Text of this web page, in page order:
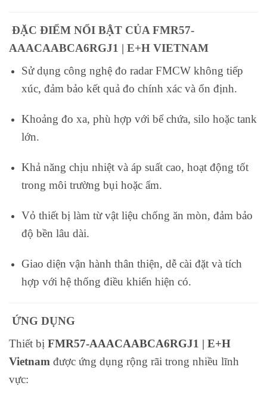
ĐẶC ĐIỂM NỔI BẬT CỦA FMR57-
AAACAABCA6RGJ1 | E+H VIETNAM
Sử dụng công nghệ đo radar FMCW không tiếp
xúc, đảm bảo kết quả đo chính xác và ổn định.
Khoảng đo xa, phù hợp với bể chứa, silo hoặc tank
lớn.
Khả năng chịu nhiệt và áp suất cao, hoạt động tốt
trong môi trường bụi hoặc ẩm.
Vỏ thiết bị làm từ vật liệu chống ăn mòn, đảm bảo
độ bền lâu dài.
Giao diện vận hành thân thiện, dễ cài đặt và tích
hợp với hệ thống điều khiển hiện có.
ỨNG DỤNG
Thiết bị FMR57-AAACAABCA6RGJ1 | E+H
Vietnam được ứng dụng rộng rãi trong nhiều lĩnh
vực: